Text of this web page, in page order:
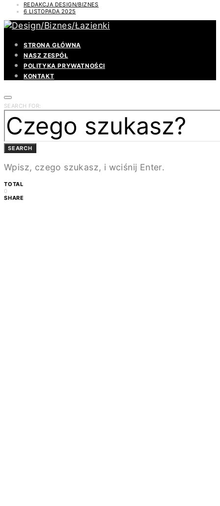
REDAKCJA DESIGN/BIZNES
6 LISTOPADA 2025
STRONA GŁÓWNA
NASZ ZESPÓŁ
POLITYKA PRYWATNOŚCI
KONTAKT
SEARCH FOR:
SEARCH
Wpisz, czego szukasz, i wciśnij Enter.
TOTAL
0
SHARE